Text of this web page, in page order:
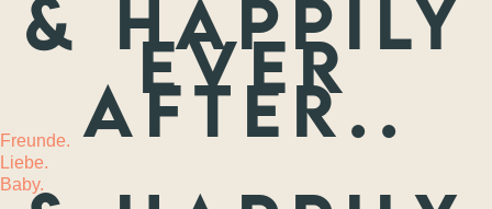
MEHR
& happily
ever
after..
Freunde.
Liebe.
Baby.